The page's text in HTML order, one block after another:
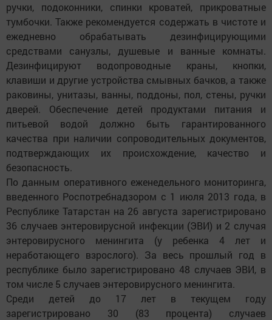
ручки, подоконники, спинки кроватей, прикроватные
тумбочки. Также рекомендуется содержать в чистоте и
ежедневно обрабатывать дезинфицирующими
средствами санузлы, душевые и ванные комнаты.
Дезинфицируют водопроводные краны, кнопки,
клавиши и другие устройства смывных бачков, а также
раковины, унитазы, ванны, поддоны, пол, стены, ручки
дверей. Обеспечение детей продуктами питания и
питьевой водой должно быть гарантированного
качества при наличии сопроводительных документов,
подтверждающих их происхождение, качество и
безопасность.
По данным оперативного еженедельного мониторинга,
введенного Роспотребнадзором с 1 июля 2013 года, в
Республике Татарстан на 26 августа зарегистрировано
36 случаев энтеровирусной инфекции (ЭВИ) и 2 случая
энтеровирусного менингита (у ребенка 4 лет и
неработающего взрослого). За весь прошлый год в
республике было зарегистрировано 48 случаев ЭВИ, в
том числе 5 случаев энтеровирусного менингита.
Среди детей до 17 лет в текущем году
зарегистрировано 30 (83 процента) случаев